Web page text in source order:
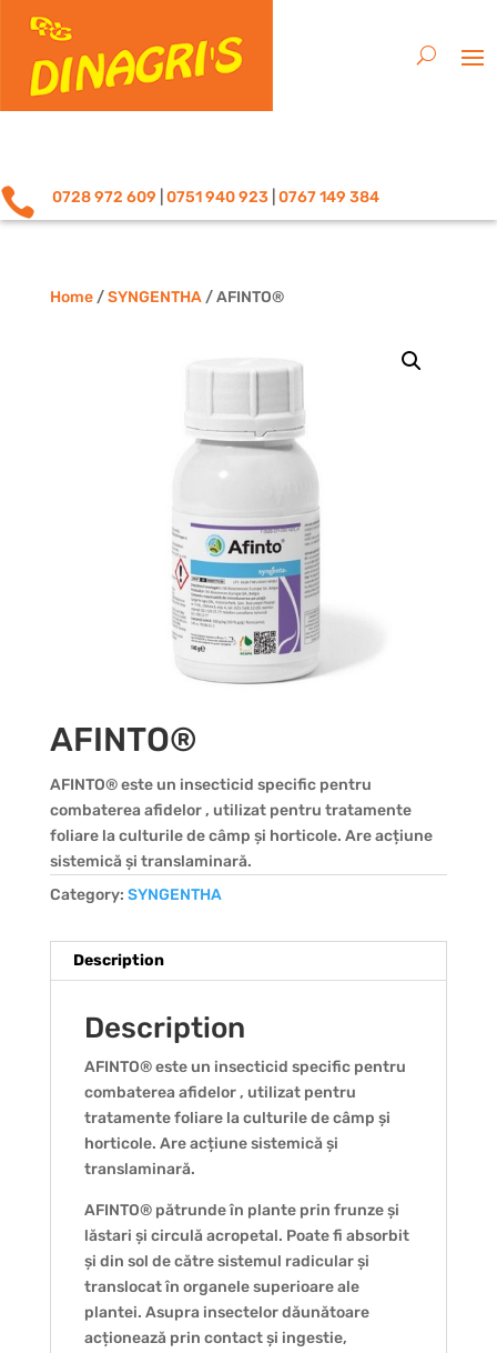
 0728 972 609 0751 940 923 0767 149 384
Home/SYNGENTHA/ AFINTO®
AFINTO®
AFINTO® este un insecticid specific pentru
combaterea afidelor , utilizat pentru tratamente
foliare la culturile de câmp și horticole. Are acțiune
sistemică și translaminară.
Category: SYNGENTHA
Description
Description
AFINTO® este un insecticid specific pentru
combaterea afidelor , utilizat pentru
tratamente foliare la culturile de câmp și
horticole. Are acțiune sistemică și
translaminară.
AFINTO® pătrunde în plante prin frunze și
lăstari și circulă acropetal. Poate fi absorbit
și din sol de către sistemul radicular și
translocat în organele superioare ale
plantei. Asupra insectelor dăunătoare
acționează prin contact și ingestie,